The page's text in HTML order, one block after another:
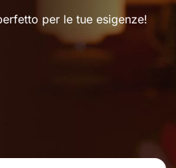
per le tue esigenze!